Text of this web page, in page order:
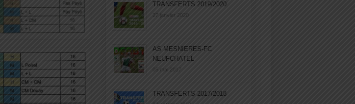
TRANSFERTS 2019/2020
27 janvier 2020
AS MESNIERES-FC
NEUFCHATEL
05 mai 2017
TRANSFERTS 2017/2018